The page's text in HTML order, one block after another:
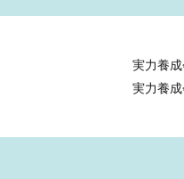
実力養
実力養